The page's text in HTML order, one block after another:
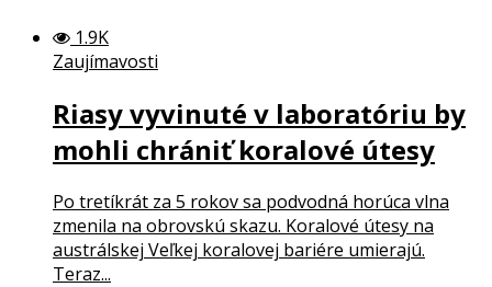
1.9K
Zaujímavosti
Riasy vyvinuté v laboratóriu by
mohli chrániť koralové útesy
Po tretíkrát za 5 rokov sa podvodná horúca vlna
zmenila na obrovskú skazu. Koralové útesy na
austrálskej Veľkej koralovej bariére umierajú.
Teraz...